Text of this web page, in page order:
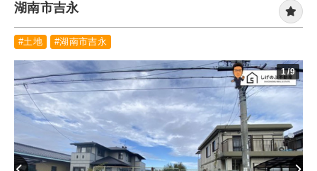
湖南市吉永
#土地 #湖南市吉永
1/9